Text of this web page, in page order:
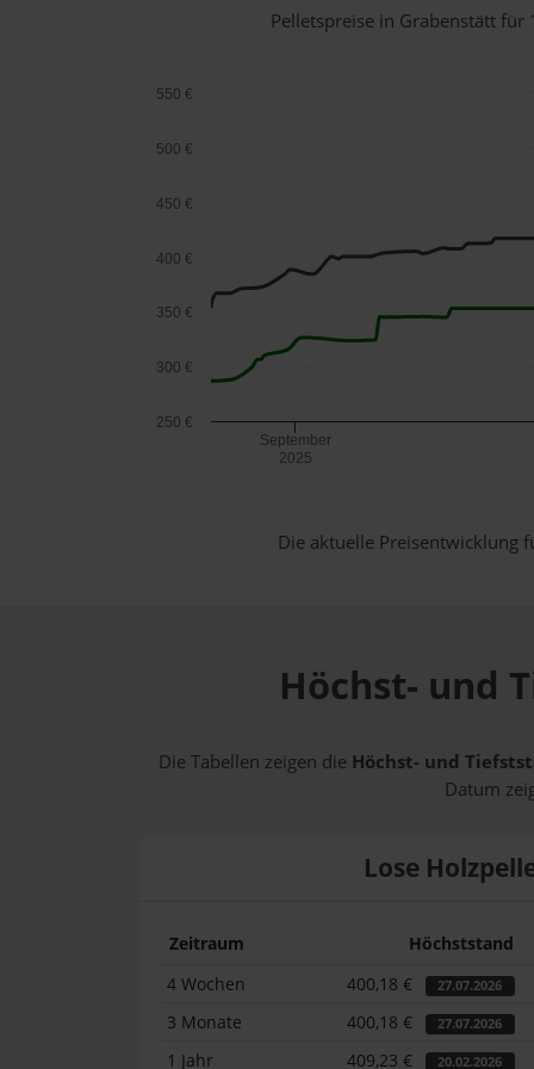
Pelletspreise in Grabenstätt für
September
2025
250 €
300 €
350 €
400 €
450 €
500 €
550 €
Die aktuelle Preisentwicklung
Höchst- und
Die Tabellen zeigen die Höchst- und
Datum
Lose
Zeitraum Höchststand
4 Wochen
400,18 € 27.07.2026
3 Monate 400,18 € 27.07.2026
1 Jahr 409,23 € 20.02.2026